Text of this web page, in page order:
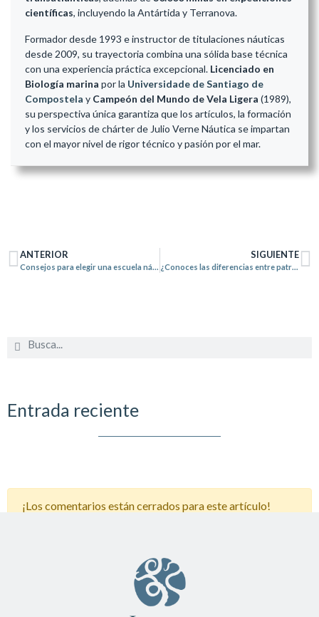
científicas, incluyendo la Antártida y Terranova.
Formador desde 1993 e instructor de titulaciones náuticas
desde 2009, su trayectoria combina una sólida base técnica
con una experiencia práctica excepcional. Licenciado en
Biología marina por la Universidade de Santiago de
Compostela y Campeón del Mundo de Vela Ligera (1989),
su perspectiva única garantiza que los artículos, la formación
y los servicios de chárter de Julio Verne Náutica se impartan
con el mayor nivel de rigor técnico y pasión por el mar.
ANTERIOR
Consejos para elegir una escuela náutica, ¿qué debería tener en cuenta?
SIGUIENTE
¿Conoces las diferencias entre patrón de yate y capitán de yate?
Entrada reciente
¡Los comentarios están cerrados para este artículo!